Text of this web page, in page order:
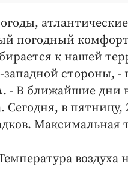
погодный комфорт
к нашей
стороны, -
. - В ближайшие дни
Сегодня, в
Максимальная